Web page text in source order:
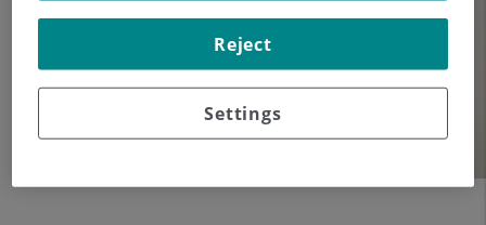
Settings
Reject